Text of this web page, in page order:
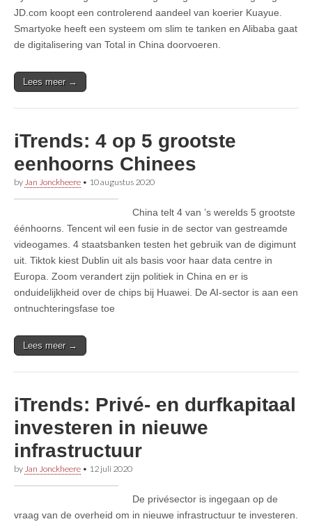
JD.com koopt een controlerend aandeel van koerier Kuayue.
Smartyoke heeft een systeem om slim te tanken en Alibaba gaat
de digitalisering van Total in China doorvoeren.
Lees meer →
iTrends: 4 op 5 grootste
eenhoorns Chinees
by Jan Jonckheere • 10 augustus 2020
China telt 4 van ’s werelds 5 grootste
éénhoorns. Tencent wil een fusie in de sector van gestreamde
videogames. 4 staatsbanken testen het gebruik van de digimunt
uit. Tiktok kiest Dublin uit als basis voor haar data centre in
Europa. Zoom verandert zijn politiek in China en er is
onduidelijkheid over de chips bij Huawei. De AI-sector is aan een
ontnuchteringsfase toe
Lees meer →
iTrends: Privé- en durfkapitaal
investeren in nieuwe
infrastructuur
by Jan Jonckheere • 12 juli 2020
De privésector is ingegaan op de
vraag van de overheid om in nieuwe infrastructuur te investeren.